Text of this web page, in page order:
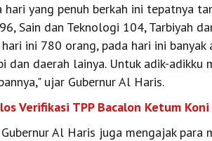
yang penuh berkah ini tepatnya
Sain dan Teknologi 104, Tarbiyah
ini 780 orang, pada hari ini
dan daerah lainya. Untuk adik-adikku
ujar Gubernur Al Haris.
Verifikasi TPP Bacalon Ketum
Al Haris juga mengajak para